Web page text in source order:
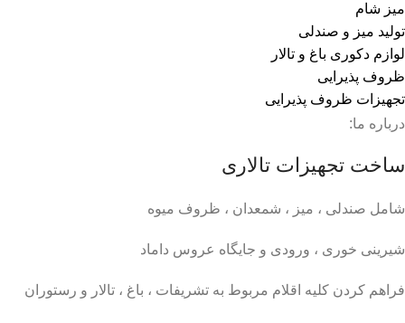
میز شام
تولید میز و صندلی
لوازم دکوری باغ و تالار
ظروف پذیرایی
تجهیزات ظروف پذیرایی
درباره ما:
ساخت تجهیزات تالاری
شامل صندلی ، میز ، شمعدان ، ظروف میوه
شیرینی خوری ، ورودی و جایگاه عروس داماد
فراهم کردن کلیه اقلام مربوط به تشریفات ، باغ ، تالار و رستوران